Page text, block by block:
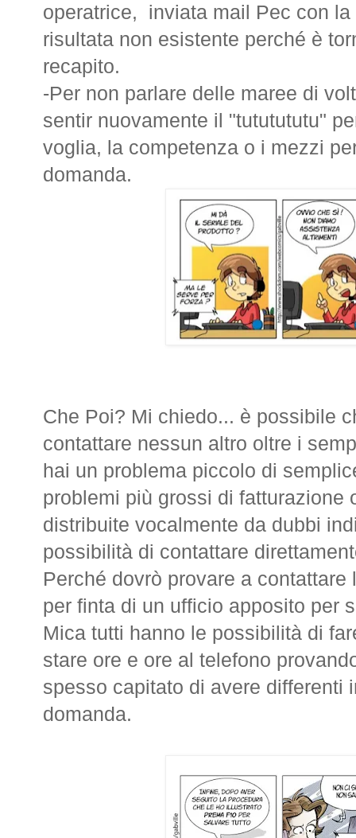
operatrice, inviata mail Pec con
risultata non esistente perché è
recapito.
-Per non parlare delle maree di
sentir nuovamente il "tututututu"
voglia, la competenza o i mezzi
domanda.
Che Poi? Mi chiedo... è possibile
contattare nessun altro oltre i
hai un problema piccolo di
problemi più grossi di fatturazione
distribuite vocalmente da dubbi
possibilità di contattare
Perché dovrò provare a
per finta di un ufficio apposito per
Mica tutti hanno le possibilità di
stare ore e ore al telefono
spesso capitato di avere differenti
domanda.